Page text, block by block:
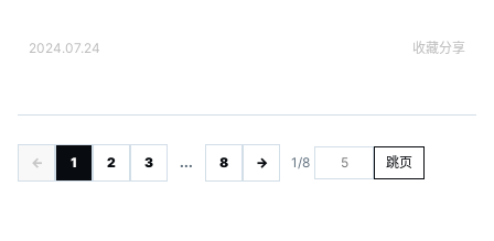
2024.07.24 收藏分享
← 1 2 3 ... 8 → 1/8 跳页